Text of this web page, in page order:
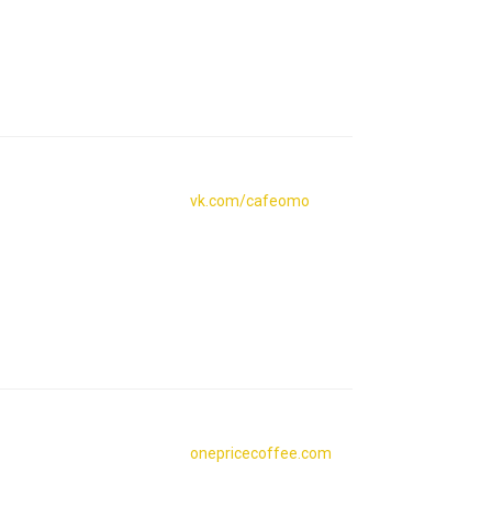
vk.com/cafeomo
onepricecoffee.com